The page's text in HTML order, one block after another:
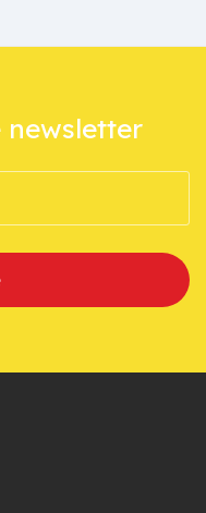
newsletter